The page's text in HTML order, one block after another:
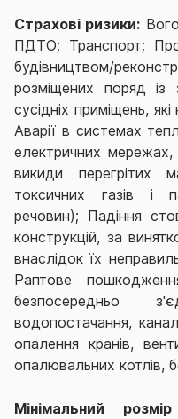
Страхові ризики:
ПДТО; Транспорт;
будівництвом/
розміщених поряд
сусідніх приміщень,
Аварії в системах
електричних мережах,
викиди перегрітих
токсичних газів і
речовин); Падіння
конструкцій, за
внаслідок їх
Раптове
безпосередньо
водопостачання,
опалення кранів,
опалювальних котлів,
Мінімальний